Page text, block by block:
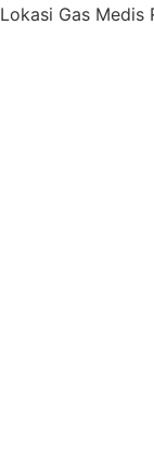
Lokasi Gas Medis